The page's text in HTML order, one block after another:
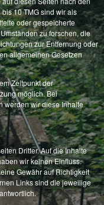
10 TMG sind wir als
oder gespeicherte
zu forschen, die
zur Entfernung oder
allgemeinen Gesetzen
Zeitpunkt der
möglich. Bei
werden wir diese Inhalte
Dritter. Auf die Inhalte
wir keinen Einfluss.
Gewähr auf Richtigkeit
Links sind die jeweilige